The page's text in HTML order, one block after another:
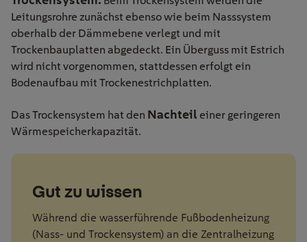
Leitungsrohre zunächst ebenso wie beim Nasssystem
oberhalb der Dämmebene verlegt und mit
Trockenbauplatten abgedeckt. Ein Überguss mit Estrich
wird nicht vorgenommen, stattdessen erfolgt ein
Bodenaufbau mit Trockenestrichplatten.
Das Trockensystem hat den Nachteil einer geringeren
Wärmespeicherkapazität.
Gut zu wissen
Während die wasserführende Fußbodenheizung
(Nass- und Trockensystem) an die Zentralheizung